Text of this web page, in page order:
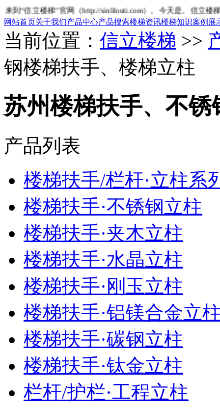
“信立楼梯”官网（http://xinlilouti.com）。今天是。信立楼梯是
网站首页关于我们产品中心产品搜索楼梯资讯楼梯知识案例展
当前位置： 信立楼梯 >>
钢楼梯扶手、楼梯立柱
苏州楼梯扶手、不
产品列表
楼梯扶手/栏杆·立柱系
楼梯扶手·不锈钢立柱
楼梯扶手·夹木立柱
楼梯扶手·水晶立柱
楼梯扶手·刚玉立柱
楼梯扶手·铝镁合金立
楼梯扶手·碳钢立柱
楼梯扶手·钛金立柱
栏杆/护栏·工程立柱